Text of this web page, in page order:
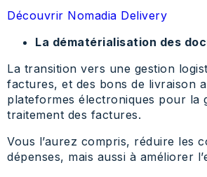
Découvrir Nomadia Delivery
La dématérialisation des
La transition vers une gestion
factures, et des bons de livraison
plateformes électroniques pour la
traitement des factures.
Vous l’aurez compris, réduire les
dépenses, mais aussi à améliorer